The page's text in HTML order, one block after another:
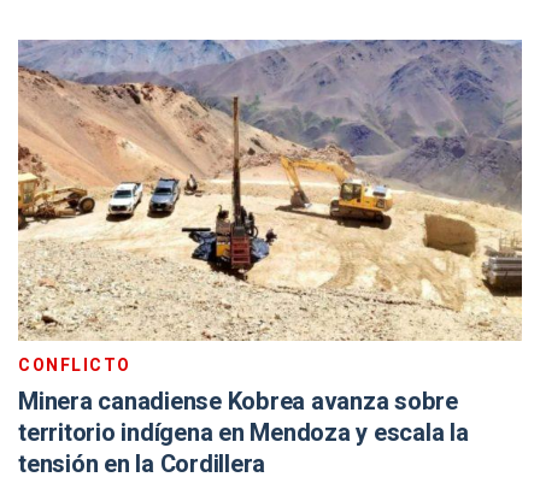
CONFLICTO
Minera canadiense Kobrea avanza sobre
territorio indígena en Mendoza y escala la
tensión en la Cordillera